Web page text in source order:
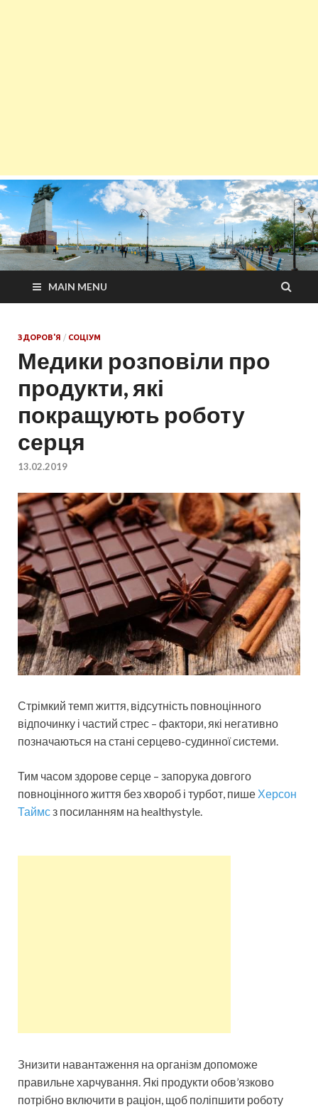
MAIN MENU
ЗДОРОВ'Я / СОЦІУМ
Медики розповіли про
продукти, які
покращують роботу
серця
13.02.2019
Стрімкий темп життя, відсутність повноцінного
відпочинку і частий стрес – фактори, які негативно
позначаються на стані серцево-судинної системи.
Тим часом здорове серце – запорука довгого
повноцінного життя без хвороб і турбот, пише Херсон
Таймсз посиланням на healthystyle.
Знизити навантаження на організм допоможе
правильне харчування. Які продукти обов’язково
потрібно включити в раціон, щоб поліпшити роботу